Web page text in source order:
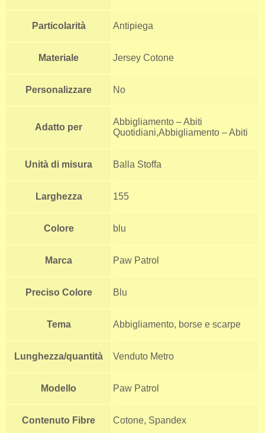
Particolarità Antipiega
Materiale Jersey Cotone
Personalizzare No
Adatto per
Abbigliamento – Abiti
Quotidiani,Abbigliamento – Abiti
Unità di misura Balla Stoffa
Larghezza 155
Colore blu
Marca Paw Patrol
Preciso Colore Blu
Tema Abbigliamento, borse e scarpe
Lunghezza/quantità Venduto Metro
Modello Paw Patrol
Contenuto Fibre Cotone, Spandex